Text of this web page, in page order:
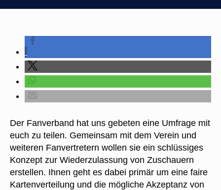
Der Fanverband hat uns gebeten eine Umfrage mit
euch zu teilen. Gemeinsam mit dem Verein und
weiteren Fanvertretern wollen sie ein schlüssiges
Konzept zur Wiederzulassung von Zuschauern
erstellen. Ihnen geht es dabei primär um eine faire
Kartenverteilung und die mögliche Akzeptanz von